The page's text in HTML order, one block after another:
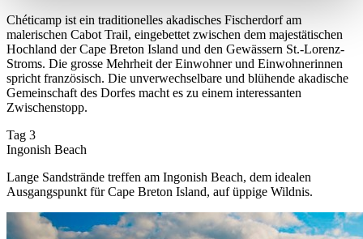
Chéticamp ist ein traditionelles akadisches Fischerdorf am
malerischen Cabot Trail, eingebettet zwischen dem majestätischen
Hochland der Cape Breton Island und den Gewässern St.-Lorenz-
Stroms. Die grosse Mehrheit der Einwohner und Einwohnerinnen
spricht französisch. Die unverwechselbare und blühende akadische
Gemeinschaft des Dorfes macht es zu einem interessanten
Zwischenstopp.
Tag 3
Ingonish Beach
Lange Sandstrände treffen am Ingonish Beach, dem idealen
Ausgangspunkt für Cape Breton Island, auf üppige Wildnis.